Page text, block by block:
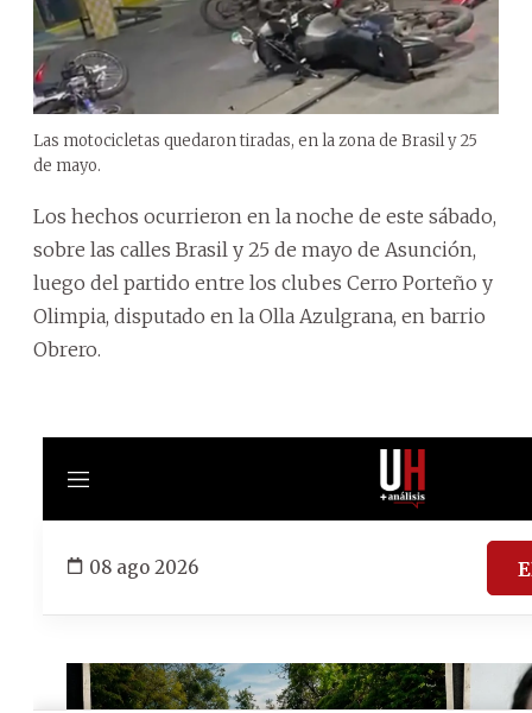
Las motocicletas quedaron tiradas, en la zona de Brasil y 25
de mayo.
Los hechos ocurrieron en la noche de este sábado,
sobre las calles Brasil y 25 de mayo de Asunción,
luego del partido entre los clubes Cerro Porteño y
Olimpia, disputado en la Olla Azulgrana, en barrio
Obrero.